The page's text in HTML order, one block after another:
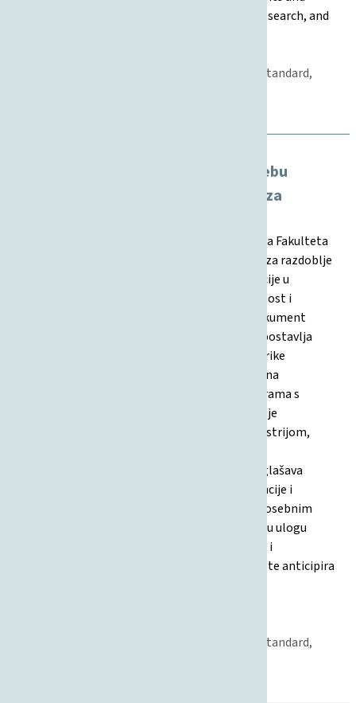
innovations undertaken to enhance teaching, research, and
Međunarodna suradnja, Znanost, Studentski standard,
Strategija razvoja Sveučilišta u Zagrebu
Fakulteta organizacije i informatike za
Ovaj dokument predstavlja strateški plan razvoja Fakulteta
organizacije i informatike Sveučilišta u Zagrebu za razdoblje
2025.–2029. Cilj je osigurati daljnji razvoj institucije u
ključnim djelatnostima: nastava i studenti, znanost i
istraživanje te inovacije i društveni doprinos. Dokument
analizira trenutnu poziciju, daje SWOT analize, postavlja
misiju i viziju, te definira ciljeve, aktivnosti i metrike
napretka po pojedinim područjima. Usmjeren je na
osuvremenjivanje i unapređenje nastavnih programa s
naglaskom na STEM i interdisciplinarnost, jačanje
znanstvene izvrsnosti, razvoj partnerstva s industrijom,
implementaciju ESG standarda te održivost. Naglašava
integraciju novih tehnologija, umjetne inteligencije i
analitike podataka u obrazovanju i znanosti, s posebnim
naglaskom na kvalitetu, odgovornost i društvenu ulogu
Fakulteta. Strategija je usklađena s nacionalnim i
međunarodnim smjernicama i zakonodavstvom te anticipira
Međunarodna suradnja, Znanost, Studentski standard,